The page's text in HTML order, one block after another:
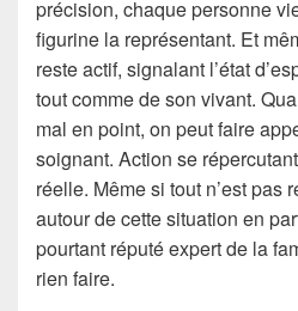
précision, chaque personne
figurine la représentant. Et
reste actif, signalant l’état
tout comme de son vivant.
mal en point, on peut faire
soignant. Action se
réelle. Même si tout n’est pas
autour de cette situation en
pourtant réputé expert de la
rien faire.